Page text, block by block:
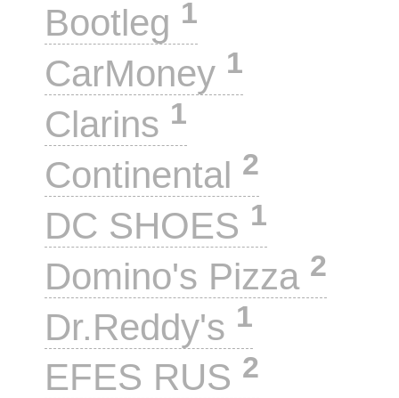
Bootleg 1
CarMoney 1
Clarins 1
Continental 2
DC SHOES 1
Domino's Pizza 2
Dr.Reddy's 1
EFES RUS 2